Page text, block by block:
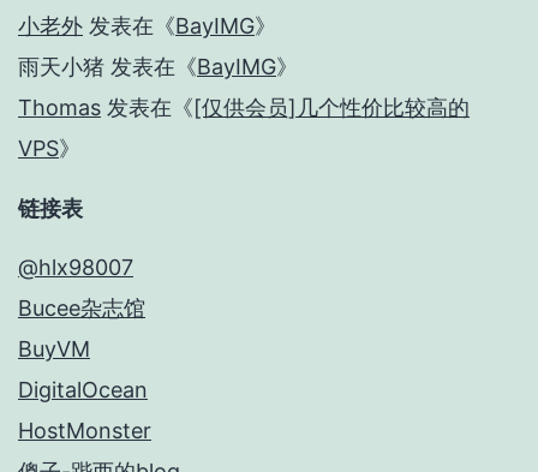
小老外 发表在《BayIMG》
雨天小猪 发表在《BayIMG》
Thomas 发表在《[仅供会员]几个性价比较高的
VPS》
链接表
@hlx98007
Bucee杂志馆
BuyVM
DigitalOcean
HostMonster